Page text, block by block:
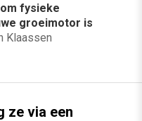
fysieke
groeimotor is
Klaassen
ze via een